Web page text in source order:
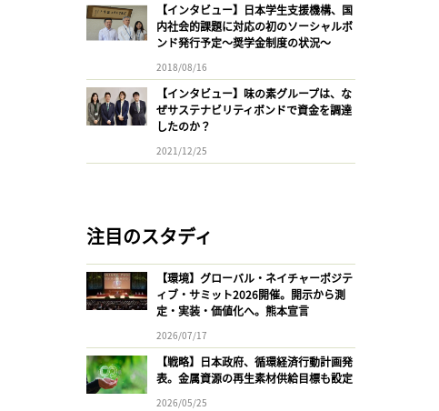
【インタビュー】日本学生支援機構、国
内社会的課題に対応の初のソーシャルボ
ンド発行予定〜奨学金制度の状況〜
2018/08/16
【インタビュー】味の素グループは、な
ぜサステナビリティボンドで資金を調達
したのか？
2021/12/25
注目のスタディ
【環境】グローバル・ネイチャーポジテ
ィブ・サミット2026開催。開示から測
定・実装・価値化へ。熊本宣言
2026/07/17
【戦略】日本政府、循環経済行動計画発
表。金属資源の再生素材供給目標も設定
2026/05/25